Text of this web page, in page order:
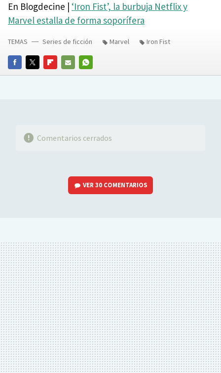
En Blogdecine | ‘Iron Fist’, la burbuja Netflix y
Marvel estalla de forma soporífera
FACEBOOKTWITTERFLIPBOARD
E-
WHATSAPP
TEMAS Series de ficción Marvel Iron Fist
Comentarios cerrados
VER30 COMENTARIOS